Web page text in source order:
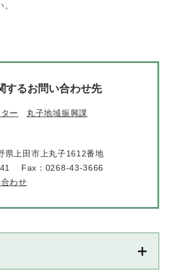
するお問い合わせ先
ー 丸子地域振興課
県上田市上丸子1612番地
Fax：0268-43-3666
わせ